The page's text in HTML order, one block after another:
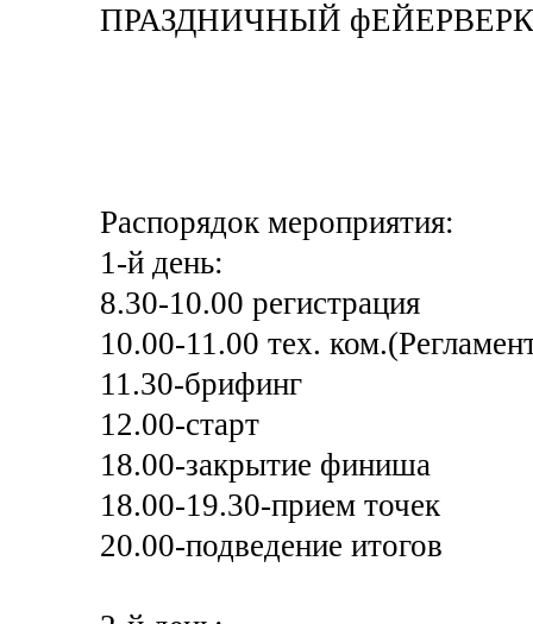
ПРАЗДНИЧНЫЙ
Распорядок мероприятия:
1-й день:
8.30-10.00 регистрация
10.00-11.00 тех.
11.30-брифинг
12.00-старт
18.00-закрытие финиша
18.00-19.30-прием точек
20.00-подведение итогов